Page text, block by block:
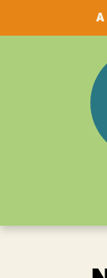
A
Panneau de